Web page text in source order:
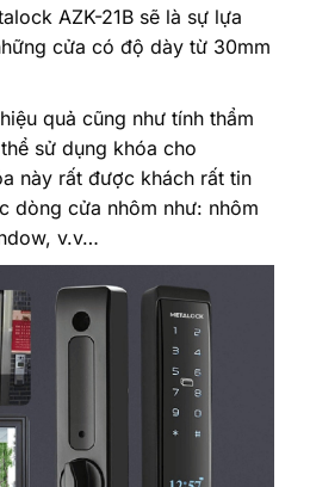
AZK-21B sẽ là sự lựa
cửa có độ dày từ 30mm
quả cũng như tính thẩm
sử dụng khóa cho
này rất được khách rất tin
dòng cửa nhôm như: nhôm
v.v…